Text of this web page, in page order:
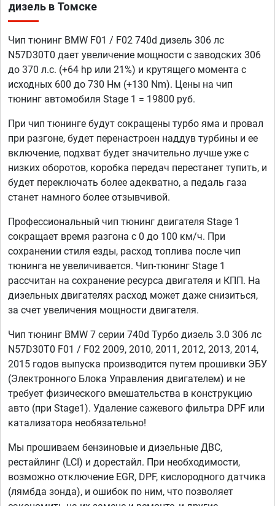
дизель в Томске
Чип тюнинг BMW F01 / F02 740d дизель 306 лс
N57D30T0 дает увеличение мощности с заводских 306
до 370 л.с. (+64 hp или 21%) и крутящего момента с
исходных 600 до 730 Нм (+130 Nm). Цены на чип
тюнинг автомобиля Stage 1 = 19800 руб.
При чип тюнинге будут сокращены турбо яма и провал
при разгоне, будет перенастроен наддув турбины и ее
включение, подхват будет значительно лучше уже с
низких оборотов, коробка передач перестанет тупить, и
будет переключать более адекватно, а педаль газа
станет намного более отзывчивой.
Профессиональный чип тюнинг двигателя Stage 1
сокращает время разгона с 0 до 100 км/ч. При
сохранении стиля езды, расход топлива после чип
тюнинга не увеличивается. Чип-тюнинг Stage 1
рассчитан на сохранение ресурса двигателя и КПП. На
дизельных двигателях расход может даже снизиться,
за счет увеличения мощности двигателя.
Чип тюнинг BMW 7 серии 740d Турбо дизель 3.0 306 лс
N57D30T0 F01 / F02 2009, 2010, 2011, 2012, 2013, 2014,
2015 годов выпуска производится путем прошивки ЭБУ
(Электронного Блока Управления двигателем) и не
требует физического вмешательства в конструкцию
авто (при Stage1). Удаление сажевого фильтра DPF или
катализатора необязательно!
Мы прошиваем бензиновые и дизельные ДВС,
рестайлинг (LCI) и дорестайл. При необходимости,
возможно отключение EGR, DPF, кислородного датчика
(лямбда зонда), и ошибок по ним, что позволяет